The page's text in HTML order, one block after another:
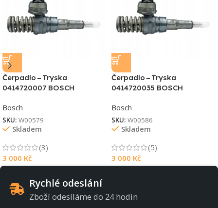
Čerpadlo – Tryska
0414720007 BOSCH
Bosch
SKU: W00579
Skladem
(3)
3 000 Kč
Čerpadlo – Tryska
0414720035 BOSCH
Bosch
SKU: W00586
Skladem
(5)
3 000 Kč
Rychlé odeslání
Zboží odesíláme do 24 hodin